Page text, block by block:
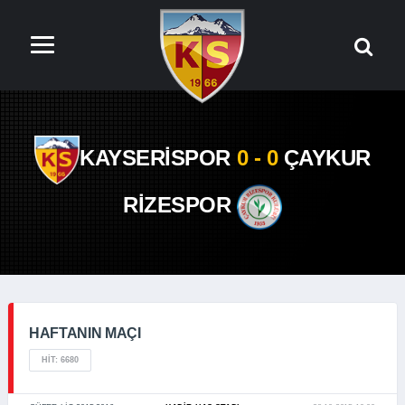
KAYSERİSPOR 0 - 0 ÇAYKUR
RİZESPOR
HAFTANIN MAÇI
HIT: 6680